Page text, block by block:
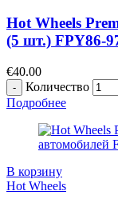
Hot Wheels
(5 шт.) FPY86-
€40.00
Количество
Подробнее
В корзину
Hot Wheels